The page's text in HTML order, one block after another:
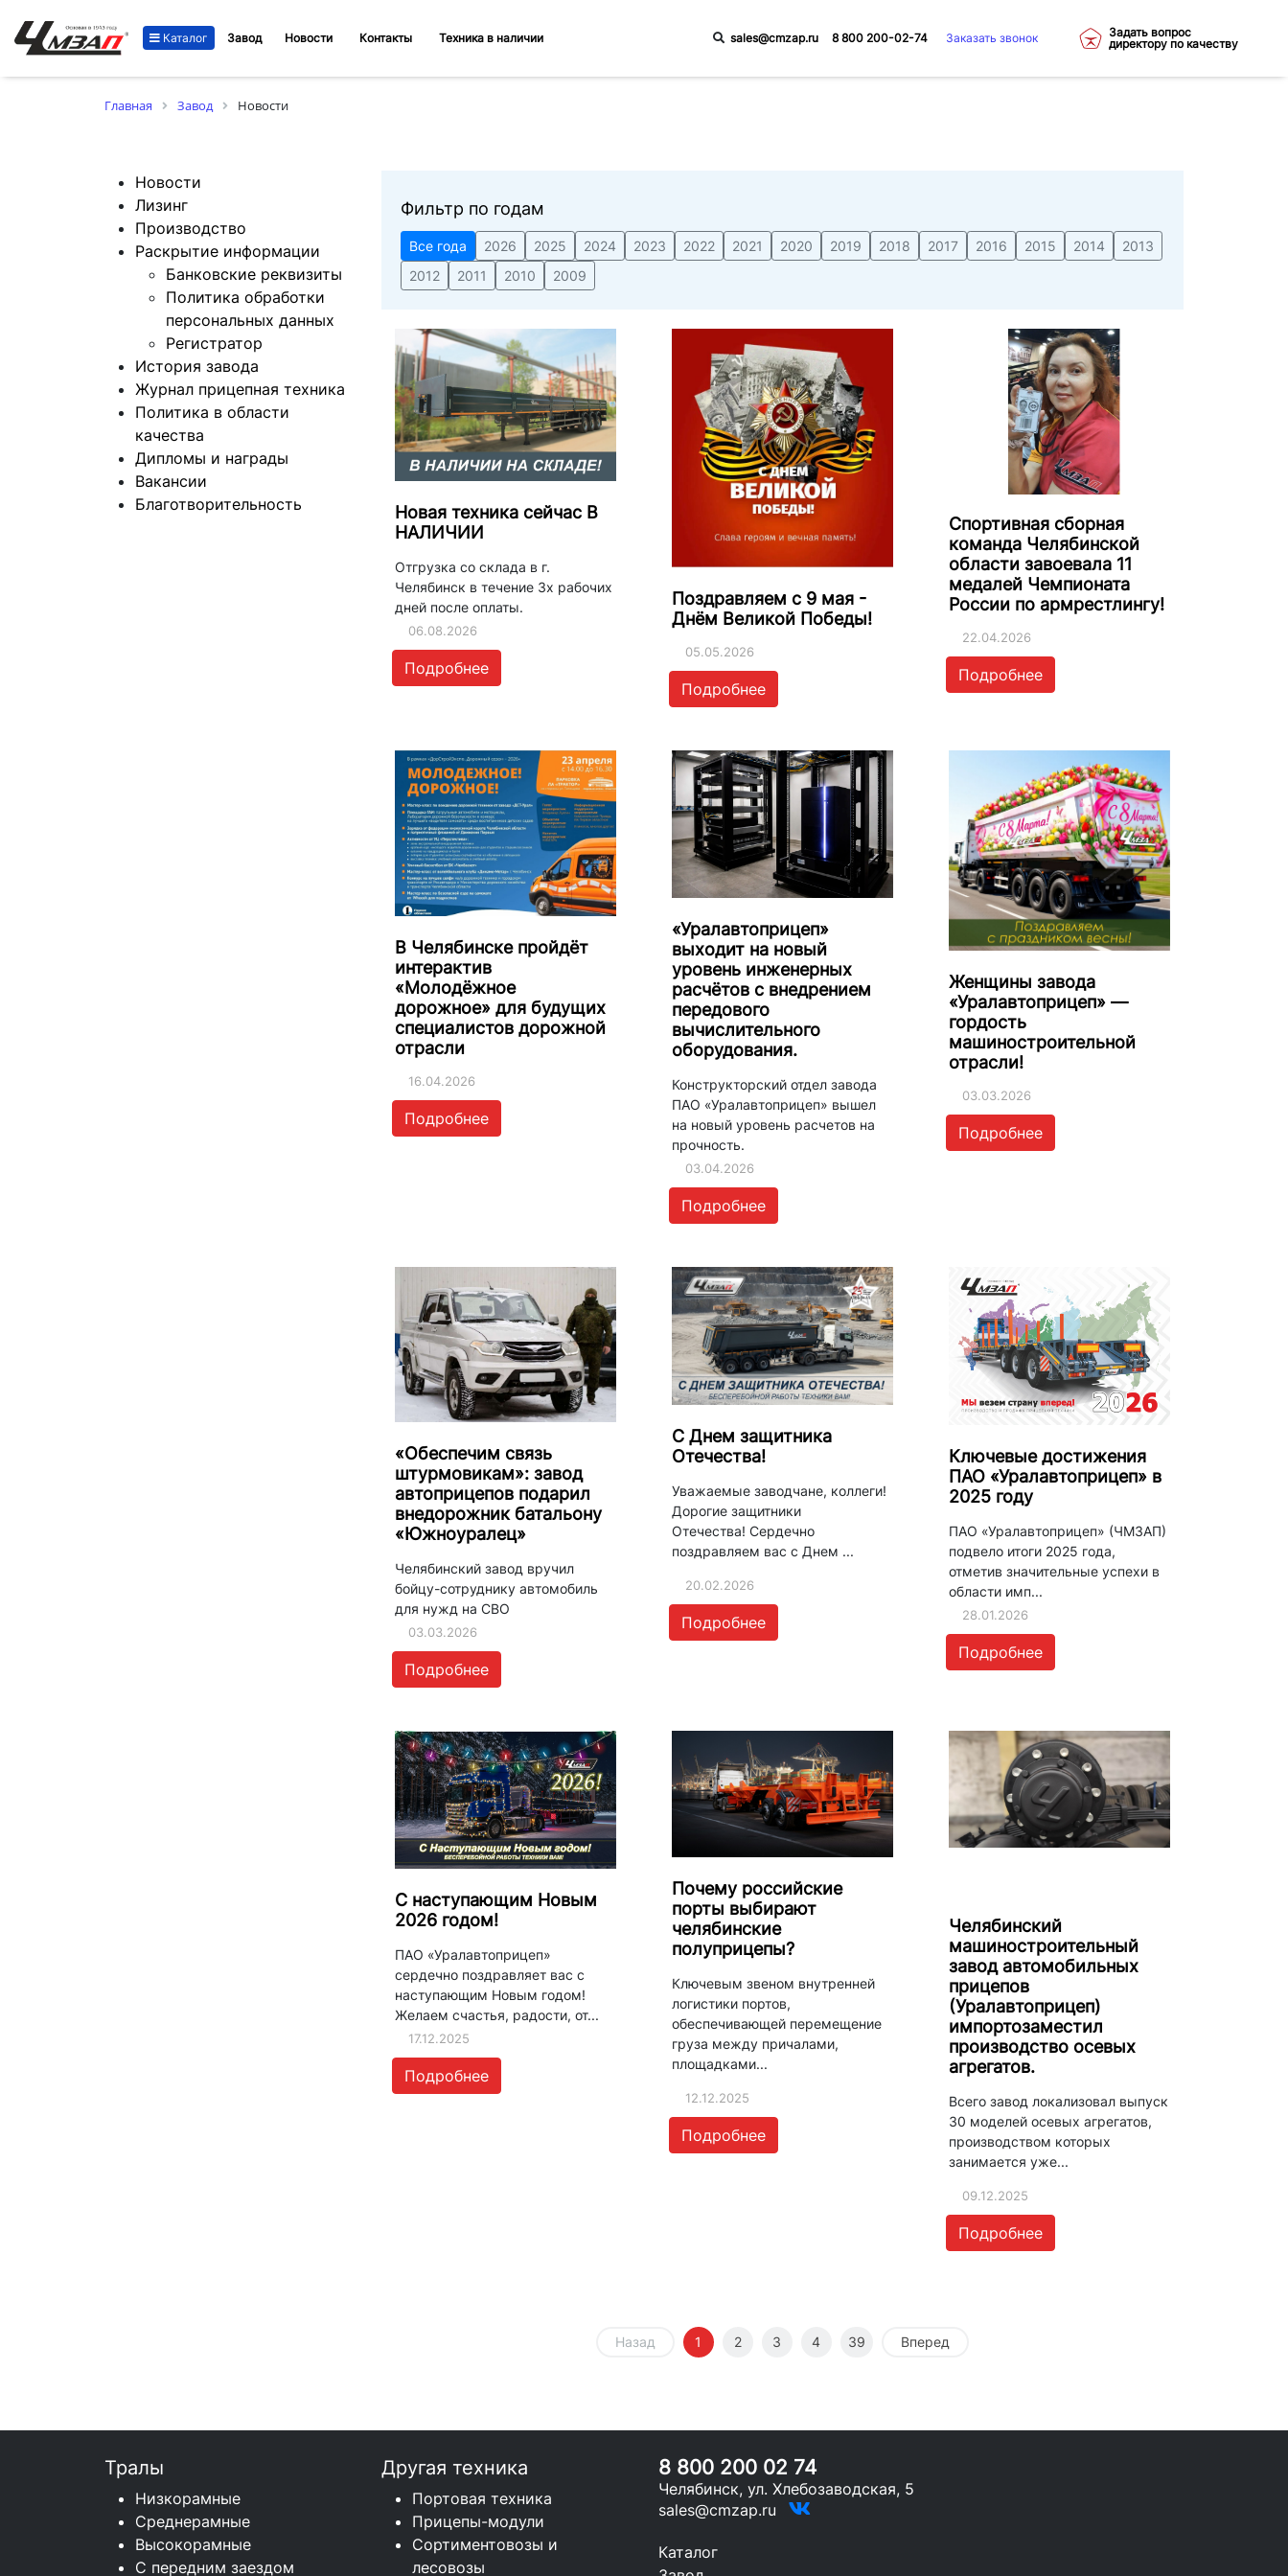
Каталог Завод Новости Контакты Техника в наличии sales@cmzap.ru 8 800 200-02-74 Заказать звонок
Задать вопрос
директору по качеству
Главная Завод Новости
Новости
Лизинг
Производство
Раскрытие информации
Банковские реквизиты
Политика обработки
персональных данных
Регистратор
История завода
Журнал прицепная техника
Политика в области
качества
Дипломы и награды
Вакансии
Благотворительность
Фильтр по годам
Все года 2026 2025 2024 2023 2022 2021 2020 2019 2018 2017 2016 2015 2014
2013
2012
2011 2010 2009
Новая техника сейчас В
НАЛИЧИИ
Отгрузка со склада в г.
Челябинск в течение 3х рабочих
дней после оплаты.
06.08.2026
Подробнее
Поздравляем с 9 мая -
Днём Великой Победы!
05.05.2026
Подробнее
Спортивная сборная
команда Челябинской
области завоевала 11
медалей Чемпионата
России по армрестлингу!
22.04.2026
Подробнее
В Челябинске пройдёт
интерактив
«Молодёжное
дорожное» для будущих
специалистов дорожной
отрасли
16.04.2026
Подробнее
«Уралавтоприцеп»
выходит на новый
уровень инженерных
расчётов с внедрением
передового
вычислительного
оборудования.
Конструкторский отдел завода
ПАО «Уралавтоприцеп» вышел
на новый уровень расчетов на
прочность.
03.04.2026
Подробнее
Женщины завода
«Уралавтоприцеп» —
гордость
машиностроительной
отрасли!
03.03.2026
Подробнее
«Обеспечим связь
штурмовикам»: завод
автоприцепов подарил
внедорожник батальону
«Южноуралец»
Челябинский завод вручил
бойцу-сотруднику автомобиль
для нужд на СВО
03.03.2026
Подробнее
С Днем защитника
Отечества!
Уважаемые заводчане, коллеги!
Дорогие защитники
Отечества! Сердечно
поздравляем вас с Днем ...
20.02.2026
Подробнее
Ключевые достижения
ПАО «Уралавтоприцеп» в
2025 году
ПАО «Уралавтоприцеп» (ЧМЗАП)
подвело итоги 2025 года,
отметив значительные успехи в
области имп...
28.01.2026
Подробнее
С наступающим Новым
2026 годом!
ПАО «Уралавтоприцеп»
сердечно поздравляет вас с
наступающим Новым годом!
Желаем счастья, радости, от...
17.12.2025
Подробнее
Почему российские
порты выбирают
челябинские
полуприцепы?
Ключевым звеном внутренней
логистики портов,
обеспечивающей перемещение
груза между причалами,
площадками...
12.12.2025
Подробнее
Челябинский
машиностроительный
завод автомобильных
прицепов
(Уралавтоприцеп)
импортозаместил
производство осевых
агрегатов.
Всего завод локализовал выпуск
30 моделей осевых агрегатов,
производством которых
занимается уже...
09.12.2025
Подробнее
Назад 1 2 3 4 39 Вперед
Тралы
Низкорамные
Среднерамные
Высокорамные
С передним заездом
Другая техника
Портовая техника
Прицепы-модули
Сортиментовозы и
лесовозы
8 800 200 02 74
Челябинск, ул. Хлебозаводская, 5
sales@cmzap.ru
Каталог